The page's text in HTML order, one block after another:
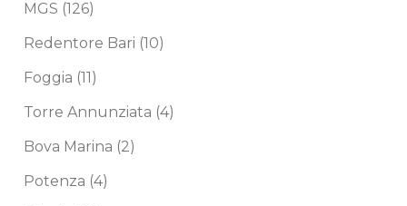
MGS (126)
Redentore Bari (10)
Foggia (11)
Torre Annunziata (4)
Bova Marina (2)
Potenza (4)